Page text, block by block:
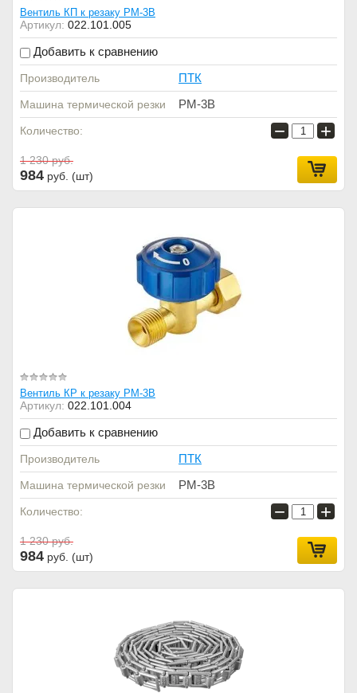
Вентиль КП к резаку РМ-3В
Артикул: 022.101.005
Добавить к сравнению
Производитель ПТК
Машина термической резки РМ-3В
Количество: − +
1 230руб.
984 руб. (шт)
Вентиль КР к резаку РМ-3В
Артикул: 022.101.004
Добавить к сравнению
Производитель ПТК
Машина термической резки РМ-3В
Количество: − +
1 230руб.
984 руб. (шт)